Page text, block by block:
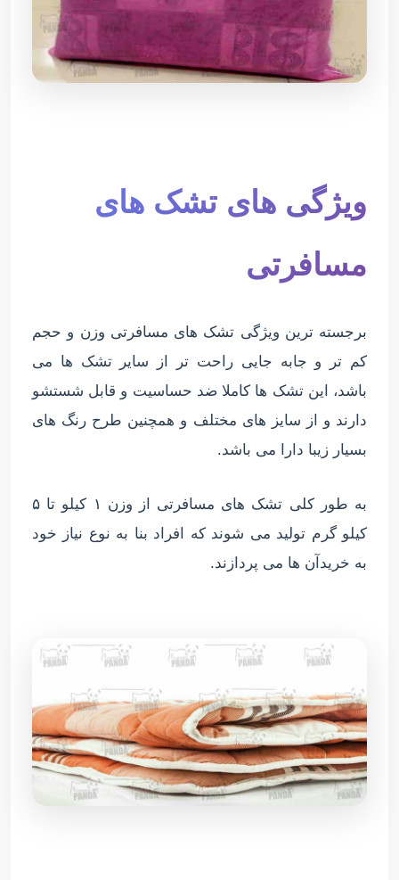
ویژگی های تشک های
مسافرتی
برجسته ترین ویژگی تشک های مسافرتی وزن و حجم
کم تر و جابه جایی راحت تر از سایر تشک ها می
باشد، این تشک ها کاملا ضد حساسیت و قابل شستشو
دارند و از سایز های مختلف و همچنین طرح رنگ های
بسیار زیبا دارا می باشد.
به طور کلی تشک های مسافرتی از وزن ۱ کیلو تا ۵
کیلو گرم تولید می شوند که افراد بنا به نوع نیاز خود
به خریدآن ها می پردازند.